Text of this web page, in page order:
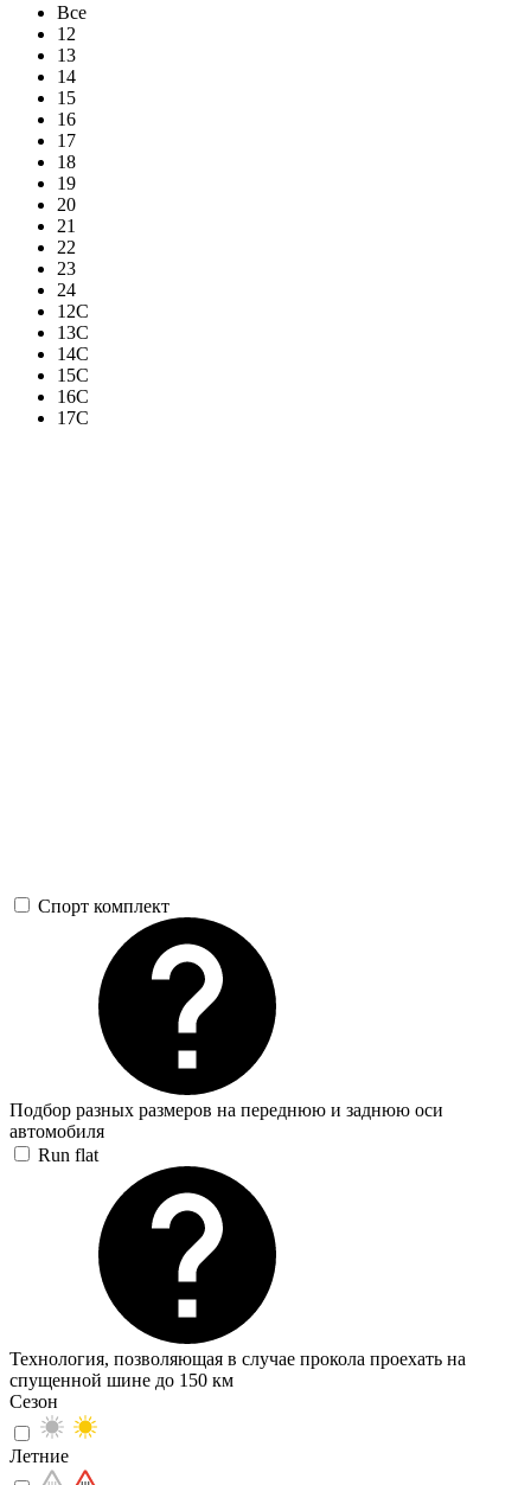
Все
12
13
14
15
16
17
18
19
20
21
22
23
24
12C
13C
14C
15C
16C
17C
Спорт комплект
Подбор разных размеров на переднюю и заднюю оси
автомобиля
Run flat
Технология, позволяющая в случае прокола проехать на
спущенной шине до 150 км
Сезон
Летние